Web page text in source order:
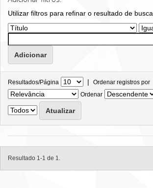
Utilizar filtros para refinar o resultado de busca.
Resultados/Página | Ordenar registros por
Ordenar
Resultado 1-1 de 1.